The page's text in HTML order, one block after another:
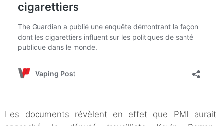
Les documents révèlent en effet que PMI aurait